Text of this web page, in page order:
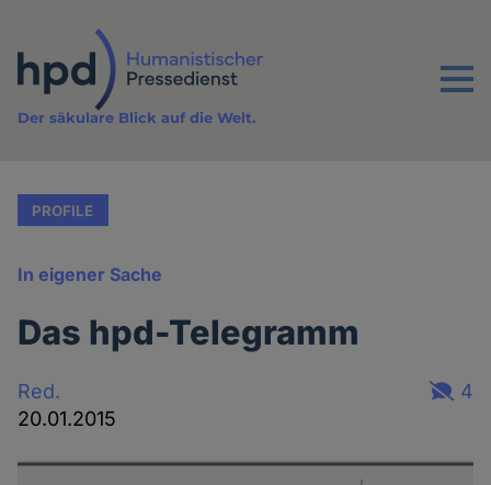
Inhalt
Menu
Der säkulare Blick auf die Welt.
PROFILE
In eigener Sache
Das hpd-Telegramm
Red.
20.01.2015
4